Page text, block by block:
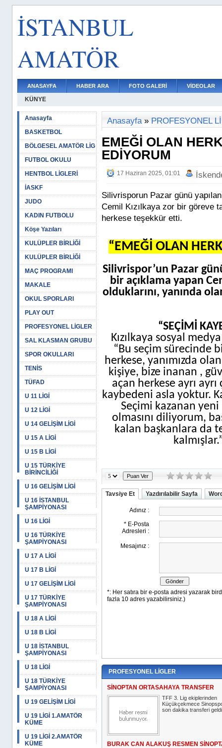
İSTANBUL
AMATÖR
ANASAYFA HABER ARA FOTO GALERİ VİDEOLAR
KÜNYE
Anasayfa
BASKETBOL
BÖLGESEL AMATÖR LİG
FUTBOL OKULU
HENTBOL LİGLERİ
İASKF
JUDO
KADIN FUTBOLU
Köşe Yazıları
KULÜPLER BİRLİĞİ
KULÜPLER BİRLİĞİ
MAÇ PROGRAMI
MAKALE
OKUL SPORLARI
PLAY OUT
PROFESYONEL LİGLER
SAL KLASMAN GRUBU
SPOR OKULLARI
TENİS
TÜFAD
U 11 LİGİ
U 12 LİGİ
U 14 GELİŞİM LİGİ
U 15 A LİGİ
U 15 B LİGİ
U 15 TÜRKİYE
BİRİNCİLİĞİ
U 16 GELİŞİM LİGİ
U 16 İSTANBUL
ŞAMPİYONASI
U 16 LİGİ
U 16 TÜRKİYE
ŞAMPİYONASI
U 17 A LİGİ
U 17 B LİGİ
U 17 GELİŞİM LİGİ
U 17 TÜRKİYE
ŞAMPİYONASI
U 18 A LİGİ
U 18 B LİGİ
U 18 İSTANBUL
ŞAMPİYONASI
U 18 LİGİ
U 18 TÜRKİYE
ŞAMPİYONASI
U 19 GELİŞİM LİGİ
U 19 LİGİ 1.AMATÖR
KÜME
U 19 LİGİ 2.AMATÖR
KÜME
Anasayfa» PROFESYONEL
EMEĞİ OLAN
EDİYORUM
17 Haziran 2025, 01:01
Silivrisporun Pazar günü
Cemil Kızılkaya zor bir göreve
herkese teşekkür etti.
“EMEĞİ OLAN
Silivrispor’un Pazar
bir açıklama yapan
olduklarını, yanında
“SEÇİMİ
Kızılkaya sosyal
“Bu seçim sürecinde
herkese, yanımızda
kişiye, bize inanan ,
açan herkese ayrı
kaybedeni asla yoktur.
Seçimi kazanan yeni
olmasını diliyorum,
kalan başkanlara da
Tavsiye Et Yazdırılabilir Sayfa
PROFESYONEL LİGLER
SİNOPTAN ORTASAHAYA TRANSFER
TFF 3. Lig ekiplerinden
Küçükçekmece
son dakika transferi
BURAK CAN ALAKUŞ RESMEN